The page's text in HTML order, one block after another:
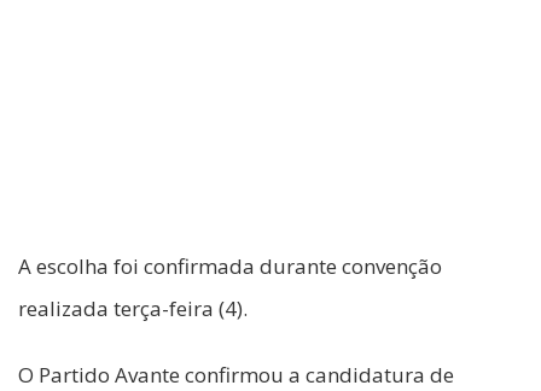
A escolha foi confirmada durante convenção
realizada terça-feira (4).
O Partido Avante confirmou a candidatura de